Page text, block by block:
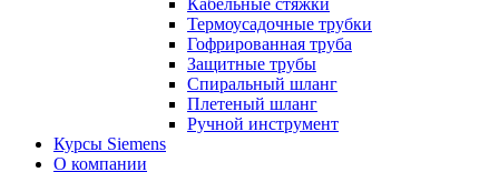
Кабельные стяжки
Термоусадочные трубки
Гофрированная труба
Защитные трубы
Спиральный шланг
Плетеный шланг
Ручной инструмент
Курсы Siemens
О компании